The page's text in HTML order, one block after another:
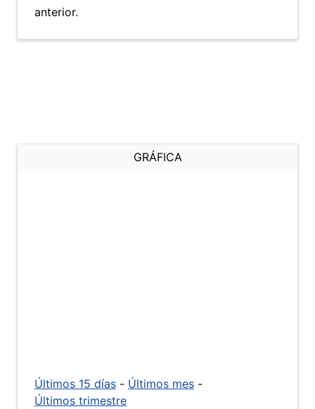
anterior.
GRÁFICA
Últimos 15 días - Últimos mes -
Últimos trimestre